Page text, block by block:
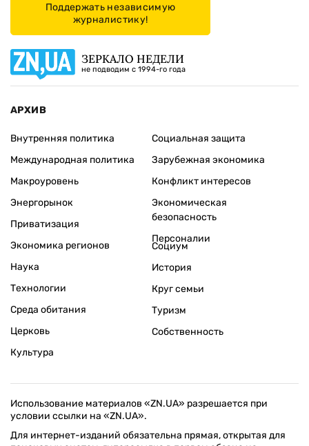
Поддержать независимую
журналистику!
ЗЕРКАЛО НЕДЕЛИ
не подводим с 1994-го года
АРХИВ
Внутренняя политика
Международная политика
Макроуровень
Энергорынок
Приватизация
Экономика регионов
Социальная защита
Зарубежная экономика
Конфликт интересов
Экономическая
безопасность
Персоналии
Наука
Технологии
Среда обитания
Церковь
Культура
Социум
История
Круг семьи
Туризм
Собственность
Использование материалов «ZN.UA» разрешается при
условии ссылки на «ZN.UA».
Для интернет-изданий обязательна прямая, открытая для